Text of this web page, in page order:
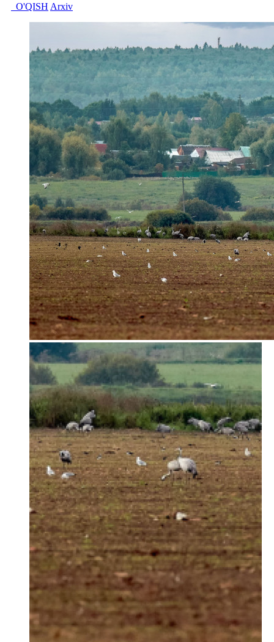
O'QISH Arxiv